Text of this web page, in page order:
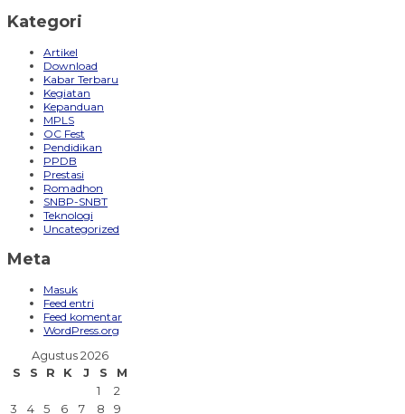
Kategori
Artikel
Download
Kabar Terbaru
Kegiatan
Kepanduan
MPLS
OC Fest
Pendidikan
PPDB
Prestasi
Romadhon
SNBP-SNBT
Teknologi
Uncategorized
Meta
Masuk
Feed entri
Feed komentar
WordPress.org
Agustus 2026
S
S R K J S
M
1
2
3
4 5 6 7 8 9